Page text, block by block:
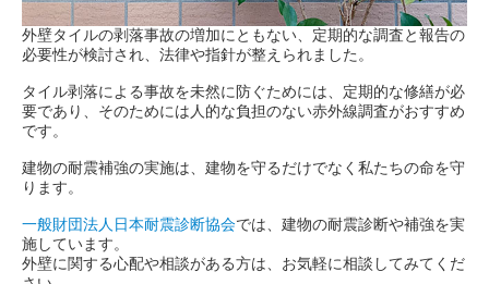
外壁タイルの剥落事故の増加にともない、定期的な調査と報告の
必要性が検討され、法律や指針が整えられました。
タイル剥落による事故を未然に防ぐためには、定期的な修繕が必
要であり、そのためには人的な負担のない赤外線調査がおすすめ
です。
建物の耐震補強の実施は、建物を守るだけでなく私たちの命を守
ります。
一般財団法人日本耐震診断協会では、建物の耐震診断や補強を実
施しています。
外壁に関する心配や相談がある方は、お気軽に相談してみてくだ